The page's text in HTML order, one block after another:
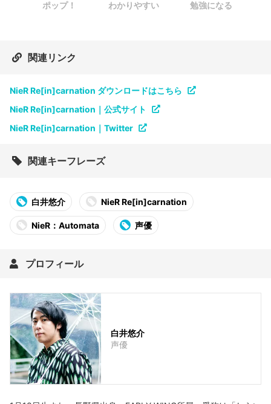
ポップ！ わかりやすい 勉強になる
関連リンク
NieR Re[in]carnation ダウンロードはこちら
NieR Re[in]carnation｜公式サイト
NieR Re[in]carnation｜Twitter
関連キーフレーズ
白井悠介 NieR Re[in]carnation
NieR：Automata 声優
プロフィール
白井悠介
声優